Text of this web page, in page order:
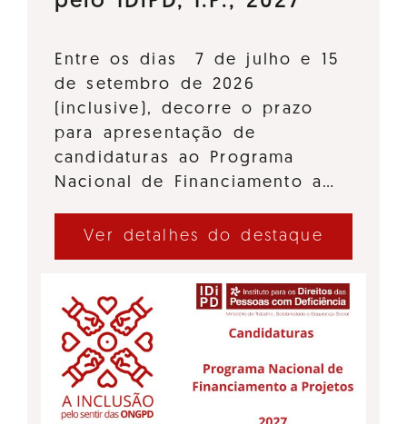
Entre os dias 7 de julho e 15
de setembro de 2026
(inclusive), decorre o prazo
para apresentação de
candidaturas ao Programa
Nacional de Financiamento a…
Ver detalhes do destaque